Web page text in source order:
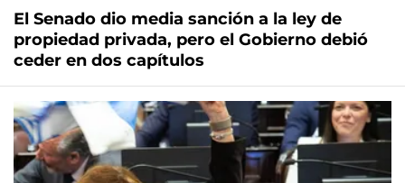
El Senado dio media sanción a la ley de
propiedad privada, pero el Gobierno debió
ceder en dos capítulos